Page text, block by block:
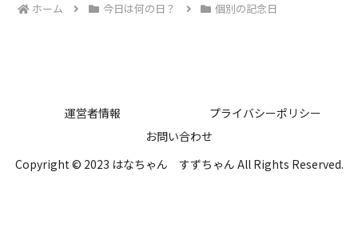
ホーム 今日は何の日？ 個別の記念日
運営者情報
プライバシーポリシー
お問い合わせ
Copyright © 2023 はなちゃん すずちゃん All Rights Reserved.